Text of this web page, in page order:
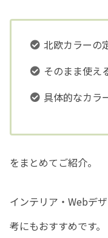
北欧カラーの
そのまま使え
具体的なカラ
をまとめてご紹介。
インテリア・Webデ
考にもおすすめです。